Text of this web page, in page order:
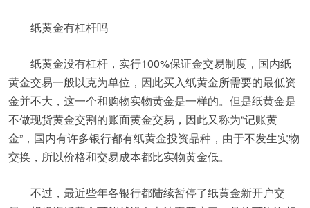
纸黄金有杠杆吗
纸黄金没有杠杆，实行100%保证金交易制度，国内纸
黄金交易一般以克为单位，因此买入纸黄金所需要的最低资
金并不大，这一个和购物实物黄金是一样的。但是纸黄金是
不做现货黄金交割的账面黄金交易，因此又称为“记账黄
金”，国内有许多银行都有纸黄金投资品种，由于不发生实物
交换，所以价格和交易成本都比实物黄金低。
不过，最近些年各银行都陆续暂停了纸黄金新开户交